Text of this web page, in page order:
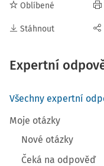
Oblíbené
Stáhnout
Expertní
Všechny expertní
Moje otázky
Nové otázky
Čeká na odpověď